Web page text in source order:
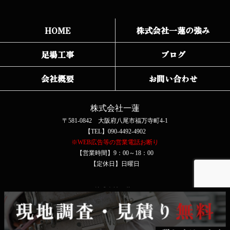
HOME
株式会社一蓮の強み
足場工事
ブログ
会社概要
お問い合わせ
株式会社一蓮
〒581-0842 大阪府八尾市福万寺町4-1
【TEL】090-4492-4902
※WEB広告等の営業電話お断り
【営業時間】9：00～18：00
【定休日】日曜日
COPYRIGHT © 株式会社一蓮 All rights reserved.